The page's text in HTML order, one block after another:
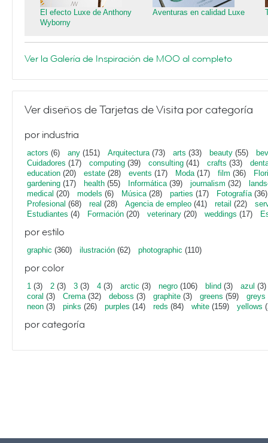
El efecto Luxe de Anthony
Wyborny
Aventuras en calidad Luxe
Ver la Galería de Inspiración de MOO al completo
Ver diseños de Tarjetas de Visita por categoría
por industria
actors (6) any (151) Arquitectura(73) arts (33) beauty (55)
Cuidadores (17) computing (39) consulting (41) crafts (33)
education (20) estate (28) events (17) Moda(17) film (36)
gardening (17) health (55) Informática(39) journalism (32)
medical (20) models (6) Música(28) parties (17) Fotografía(36)
Profesional (68) real (28) Agencia de empleo (41) retail (22)
Estudiantes (4) Formación (20) veterinary (20) weddings (17)
por estilo
graphic (360) ilustración (62) photographic (110)
por color
1 (3) 2 (3) 3 (3) 4 (3) arctic (3) negro (106) blind (3) azul (3)
coral (3) Crema(32) deboss (3) graphite (3) greens (59) greys
neon (3) pinks (26) purples (14) reds (84) white (159) yellows
por categoría